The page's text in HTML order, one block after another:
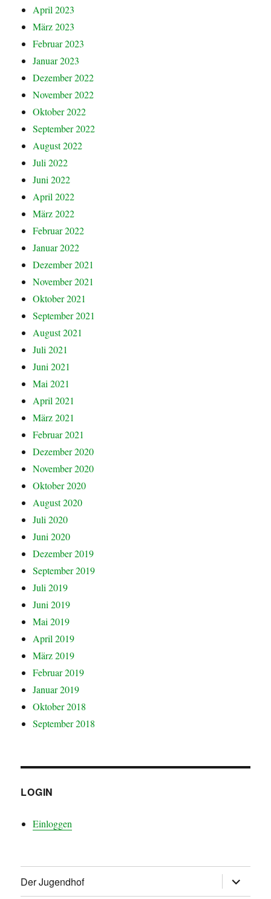
April 2023
März 2023
Februar 2023
Januar 2023
Dezember 2022
November 2022
Oktober 2022
September 2022
August 2022
Juli 2022
Juni 2022
April 2022
März 2022
Februar 2022
Januar 2022
Dezember 2021
November 2021
Oktober 2021
September 2021
August 2021
Juli 2021
Juni 2021
Mai 2021
April 2021
März 2021
Februar 2021
Dezember 2020
November 2020
Oktober 2020
August 2020
Juli 2020
Juni 2020
Dezember 2019
September 2019
Juli 2019
Juni 2019
Mai 2019
April 2019
März 2019
Februar 2019
Januar 2019
Oktober 2018
September 2018
LOGIN
Einloggen
Der Jugendhof öffnen